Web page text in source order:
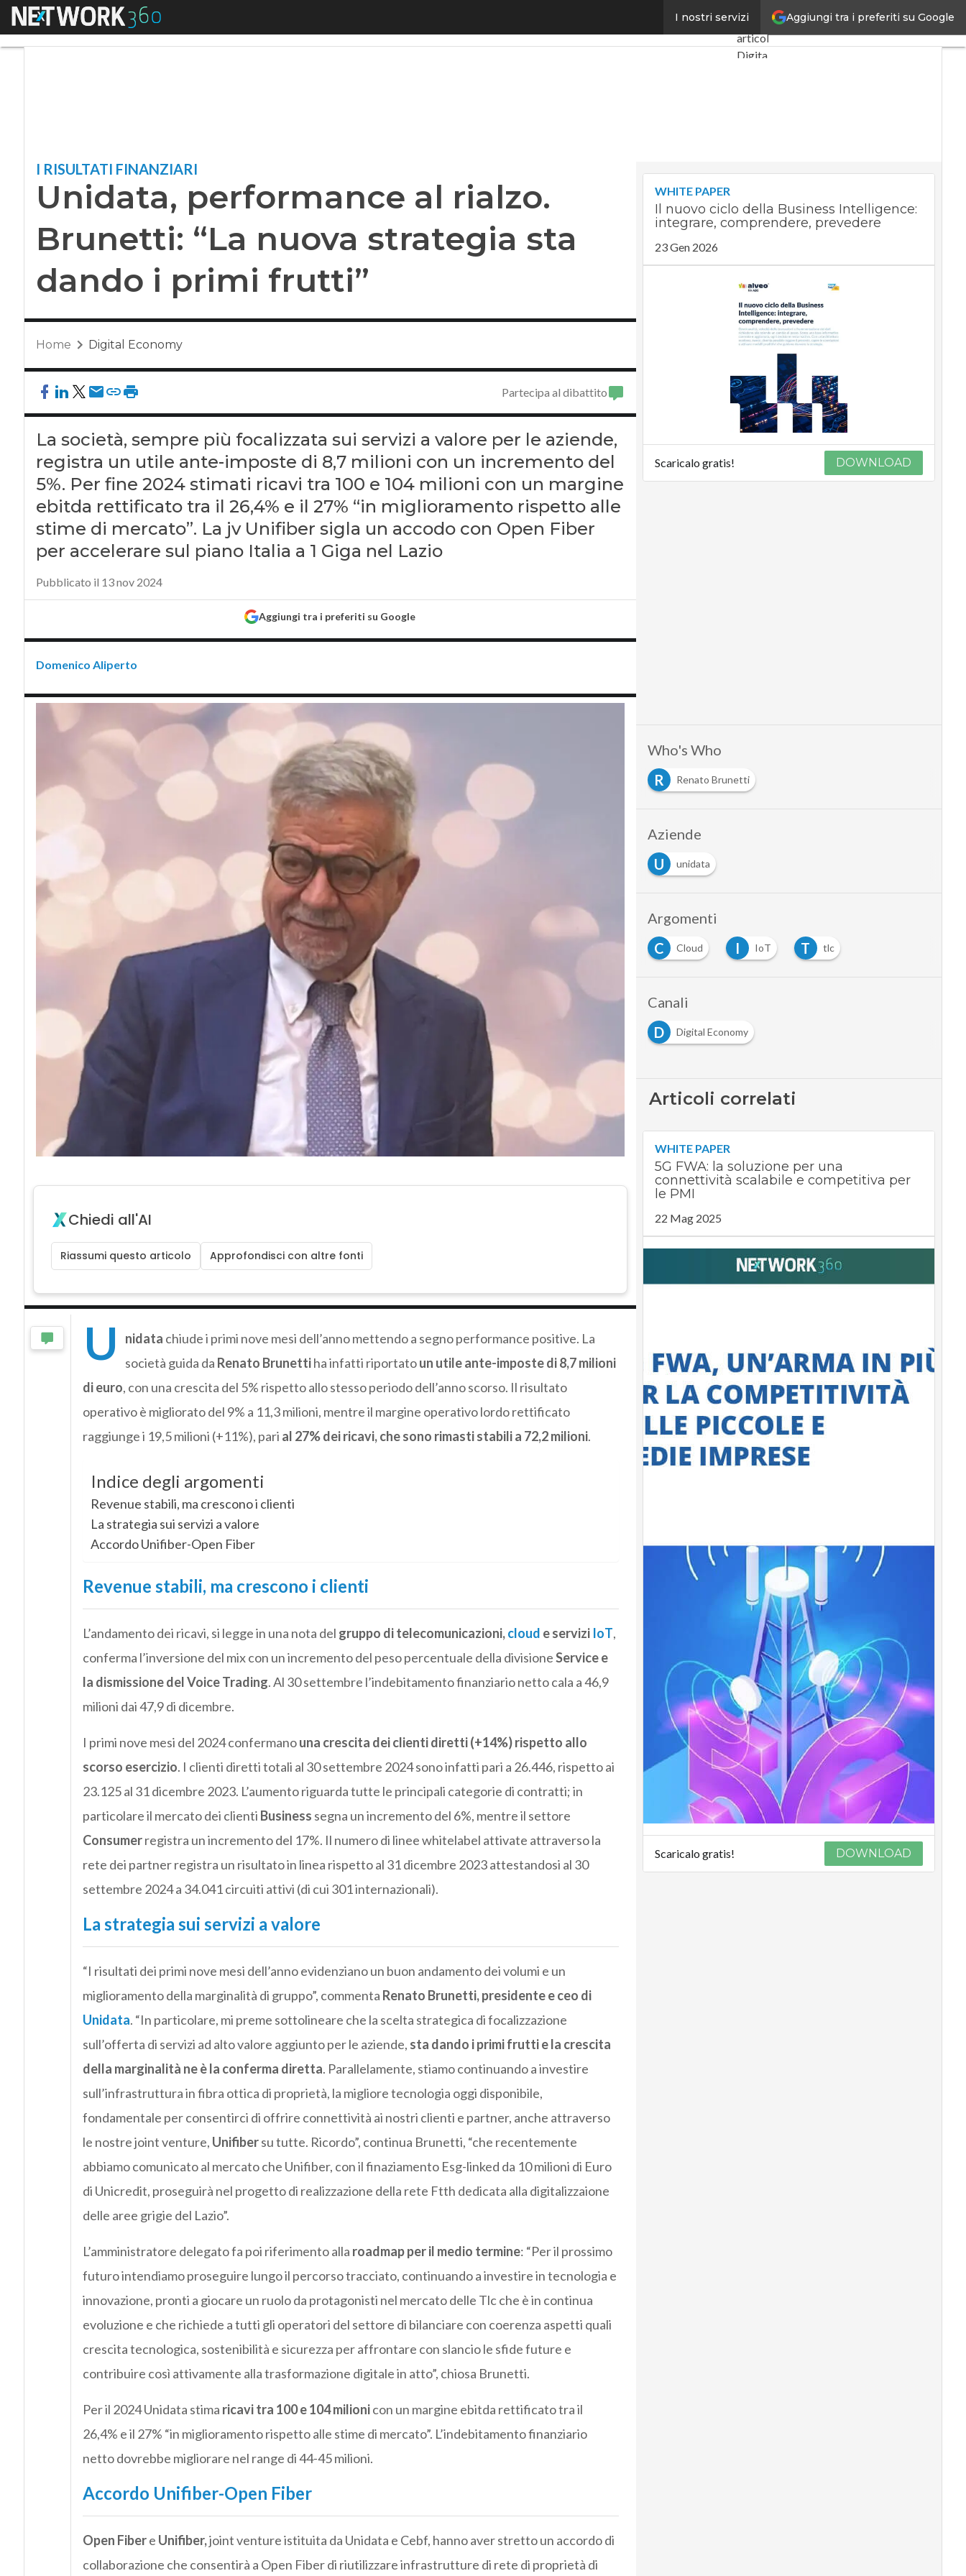
Aggiungi tra i preferiti su Google
I nostri servizi
Menu Unidata, performance al rialzo. Brunetti: “La nuova strategia sta dando i primi frutti”Ultimi
articoli
Digital
Digitale
economy
Intelligenza
Videointerviste
Le
Guide di
CorCom
Podcast
Privacy
I RISULTATI FINANZIARI
Unidata, performance al rialzo.
Brunetti: “La nuova strategia sta
dando i primi frutti”
Home Digital Economy
Partecipa al dibattito
La società, sempre più focalizzata sui servizi a valore per le aziende,
registra un utile ante-imposte di 8,7 milioni con un incremento del
5%. Per fine 2024 stimati ricavi tra 100 e 104 milioni con un margine
ebitda rettificato tra il 26,4% e il 27% “in miglioramento rispetto alle
stime di mercato”. La jv Unifiber sigla un accodo con Open Fiber
per accelerare sul piano Italia a 1 Giga nel Lazio
Pubblicato il 13 nov 2024
Aggiungi tra i preferiti su Google
Domenico Aliperto
Chiedi all'AI
Riassumi questo articolo Approfondisci con altre fonti
U nidata chiude i primi nove mesi dell’anno mettendo a segno performance positive. La
società guida da Renato Brunettiha infatti riportatoun utile ante-imposte di 8,7 milioni
di euro, con una crescita del 5% rispetto allo stesso periodo dell’anno scorso. Il risultato
operativo è migliorato del 9% a 11,3 milioni, mentre il margine operativo lordo rettificato
raggiunge i 19,5 milioni (+11%), pari al 27% dei ricavi, che sono rimasti stabili a 72,2 milioni.
Indice degli argomenti
Revenue stabili, ma crescono i clienti
La strategia sui servizi a valore
Accordo Unifiber-Open Fiber
Revenue stabili, ma crescono i clienti
L’andamento dei ricavi, si legge in una nota del gruppo di telecomunicazioni,cloud e servizi IoT,
conferma l’inversione del mix con un incremento del peso percentuale della divisioneService e
la dismissione del Voice Trading. Al 30 settembre l’indebitamento finanziario netto cala a 46,9
milioni dai 47,9 di dicembre.
I primi nove mesi del 2024 confermanouna crescita dei clienti diretti (+14%) rispetto allo
scorso esercizio. I clienti diretti totali al 30 settembre 2024 sono infatti pari a 26.446, rispetto ai
23.125 al 31 dicembre 2023. L’aumento riguarda tutte le principali categorie di contratti; in
particolare il mercato dei clienti Business segna un incremento del 6%, mentre il settore
Consumerregistra un incremento del 17%. Il numero di linee whitelabel attivate attraverso la
rete dei partner registra un risultato in linea rispetto al 31 dicembre 2023 attestandosi al 30
settembre 2024 a 34.041 circuiti attivi (di cui 301 internazionali).
La strategia sui servizi a valore
“I risultati dei primi nove mesi dell’anno evidenziano un buon andamento dei volumi e un
miglioramento della marginalità di gruppo”, commenta Renato Brunetti, presidente e ceo di
Unidata. “In particolare, mi preme sottolineare che la scelta strategica di focalizzazione
sull’offerta di servizi ad alto valore aggiunto per le aziende, sta dando i primi frutti e la crescita
della marginalità ne è la conferma diretta. Parallelamente, stiamo continuando a investire
sull’infrastruttura in fibra ottica di proprietà, la migliore tecnologia oggi disponibile,
fondamentale per consentirci di offrire connettività ai nostri clienti e partner, anche attraverso
le nostre joint venture, Unifibersu tutte. Ricordo”, continua Brunetti, “che recentemente
abbiamo comunicato al mercato che Unifiber, con il finaziamento Esg-linked da 10 milioni di Euro
di Unicredit, proseguirà nel progetto di realizzazione della rete Ftth dedicata alla digitalizzaione
delle aree grigie del Lazio”.
L’amministratore delegato fa poi riferimento alla roadmap per il medio termine: “Per il prossimo
futuro intendiamo proseguire lungo il percorso tracciato, continuando a investire in tecnologia e
innovazione, pronti a giocare un ruolo da protagonisti nel mercato delle Tlc che è in continua
evoluzione e che richiede a tutti gli operatori del settore di bilanciare con coerenza aspetti quali
crescita tecnologica, sostenibilità e sicurezza per affrontare con slancio le sfide future e
contribuire così attivamente alla trasformazione digitale in atto”, chiosa Brunetti.
Per il 2024 Unidata stima ricavi tra 100 e 104 milionicon un margine ebitda rettificato tra il
26,4% e il 27% “in miglioramento rispetto alle stime di mercato”. L’indebitamento finanziario
netto dovrebbe migliorare nel range di 44-45 milioni.
Accordo Unifiber-Open Fiber
Open Fibere Unifiber,joint venture istituita da Unidata e Cebf, hanno aver stretto un accordo di
collaborazione che consentirà a Open Fiber di riutilizzare infrastrutture di rete di proprietà di
WHITE PAPER
Il nuovo ciclo della Business Intelligence:
integrare, comprendere, prevedere
23 Gen 2026
Scaricalo gratis! DOWNLOAD
Who's Who
R
Renato Brunetti
Aziende
U
unidata
Argomenti
C
Cloud I IoT T tlc
Canali
D
Digital Economy
Articoli correlati
WHITE PAPER
5G FWA: la soluzione per una
connettività scalabile e competitiva per
le PMI
22 Mag 2025
Scaricalo gratis! DOWNLOAD